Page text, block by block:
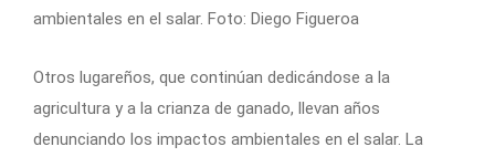
ambientales en el salar. Foto: Diego Figueroa
Otros lugareños, que continúan dedicándose a la
agricultura y a la crianza de ganado, llevan años
denunciando los impactos ambientales en el salar. La